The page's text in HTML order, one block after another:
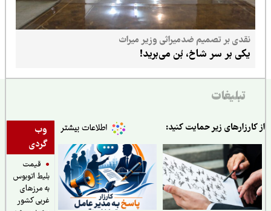
نقدی بر تصمیم ضدمیراثی وزیر میراث
یکی بر سر شاخ، بُن می‌برید!
تبلیغات
وب
گردی
قیمت
بلیط اتوبوس
به مرزهای
غربی کشور
زیر حمایت کنید: